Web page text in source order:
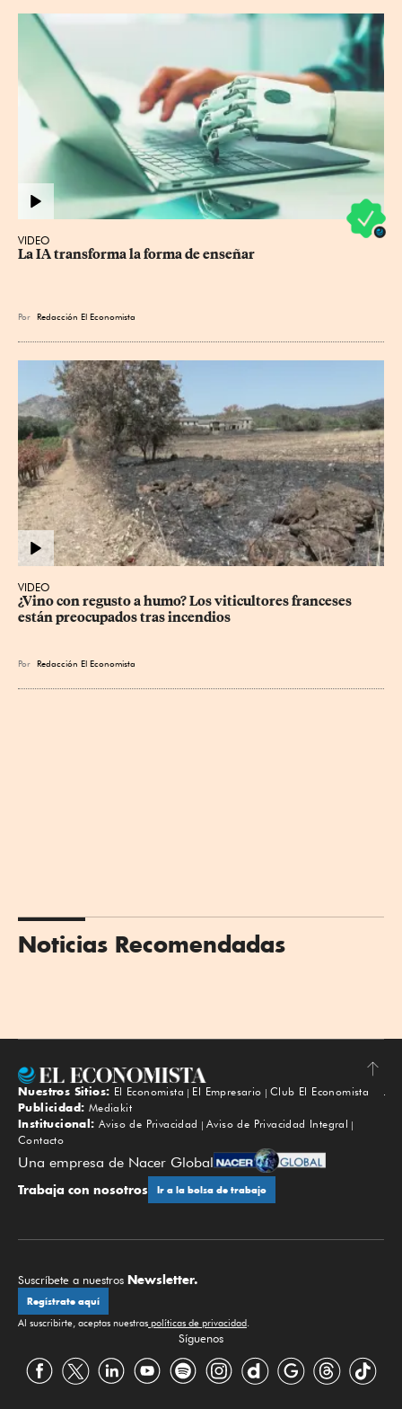
VIDEO
La IA transforma la forma de enseñar
Por Redacción El Economista
VIDEO
¿Vino con regusto a humo? Los viticultores franceses
están preocupados tras incendios
Por Redacción El Economista
Noticias Recomendadas
Subir
Nuestros Sitios: El Economista El Empresario
Club El Economista
Publicidad: Mediakit
Institucional: Aviso de Privacidad
Aviso de Privacidad Integral
Contacto
Una empresa de Nacer Global
Trabaja con nosotros Ir a la bolsa de trabajo
Suscríbete a nuestros Newsletter.
Regístrate aquí
Al suscribirte, aceptas nuestras políticas de privacidad.
Síguenos